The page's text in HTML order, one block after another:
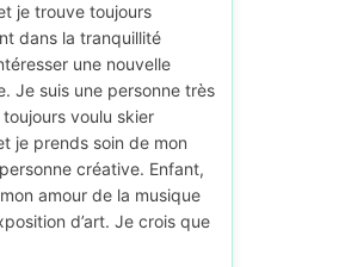
je trouve toujours
dans la tranquillité
une nouvelle
Je suis une personne très
voulu skier
je prends soin de mon
créative. Enfant,
amour de la musique
d’art. Je crois que